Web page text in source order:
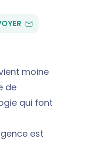
PAR
moine
de
qui font
est